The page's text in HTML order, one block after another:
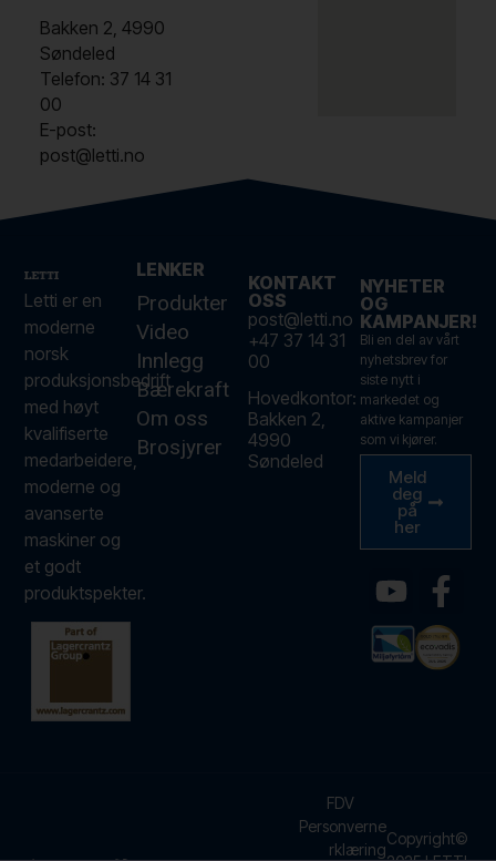
Bakken 2, 4990
Søndeled
Telefon: 37 14 31
00
E-post:
post@letti.no
Letti er en
moderne
norsk
produksjonsbedrift
med høyt
kvalifiserte
medarbeidere,
moderne og
avanserte
maskiner og
et godt
produktspekter.
LENKER
Produkter
Video
Innlegg
Bærekraft
Om oss
Brosjyrer
KONTAKT
OSS
post@letti.no
+47 37 14 31
00
Hovedkontor:
Bakken 2,
4990
Søndeled
NYHETER
OG
KAMPANJER!
Bli en del av vårt
nyhetsbrev for
siste nytt i
markedet og
aktive kampanjer
som vi kjører.
Meld
deg
på
her
Copyright©
FDV
Personverne
rklæring